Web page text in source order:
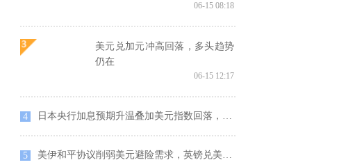
方，美油触及近两个月低点06-15 08:18
美元兑加元冲高回落，多头趋势
仍在
06-15 12:17
4 日本央行加息预期升温叠加美元指数回落，美元兑日元维持高位震荡
5 美伊和平协议削弱美元避险需求，英镑兑美元重回收敛区间